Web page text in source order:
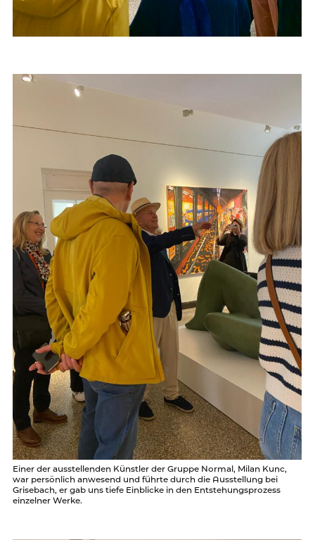
Einer der ausstellenden Künstler der Gruppe Normal, Milan Kunc,
war persönlich anwesend und führte durch die Ausstellung bei
Grisebach, er gab uns tiefe Einblicke in den Entstehungsprozess
einzelner Werke.